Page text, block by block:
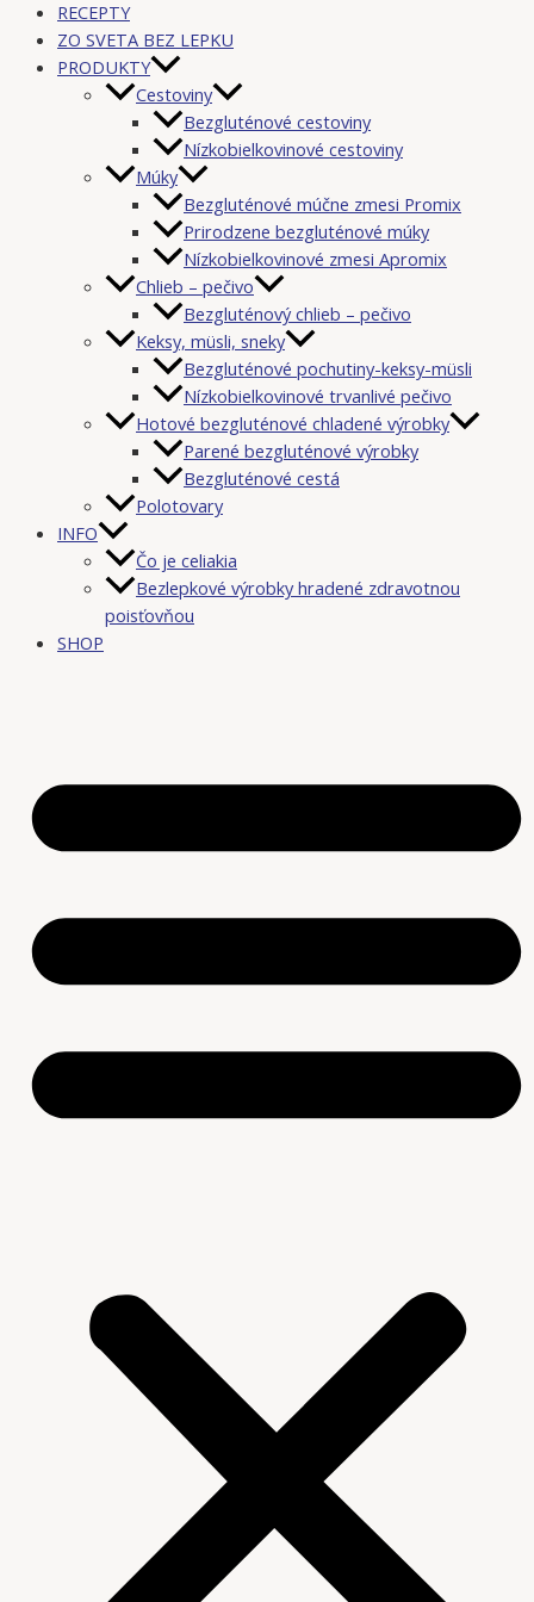
RECEPTY
ZO SVETA BEZ LEPKU
PRODUKTY
Cestoviny
Bezgluténové cestoviny
Nízkobielkovinové cestoviny
Múky
Bezgluténové múčne zmesi Promix
Prirodzene bezgluténové múky
Nízkobielkovinové zmesi Apromix
Chlieb – pečivo
Bezgluténový chlieb – pečivo
Keksy, müsli, sneky
Bezgluténové pochutiny-keksy-müsli
Nízkobielkovinové trvanlivé pečivo
Hotové bezgluténové chladené výrobky
Parené bezgluténové výrobky
Bezgluténové cestá
Polotovary
INFO
Čo je celiakia
Bezlepkové výrobky hradené zdravotnou
poisťovňou
SHOP